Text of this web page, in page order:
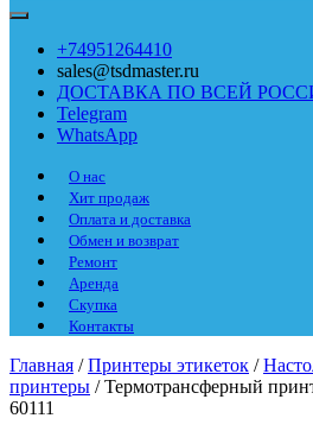
+74951264410
sales@tsdmaster.ru
ДОСТАВКА ПО ВСЕЙ
Telegram
WhatsApp
О нас
Хит продаж
Оплата и доставка
Обмен и возврат
Ремонт
Аренда
Скупка
Контакты
Главная /Принтеры этикеток /
принтеры / Термотрансферный
60111